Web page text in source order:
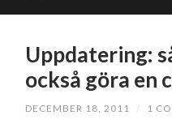
Uppdatering:
också göra en
DECEMBER 18, 2011 / 1